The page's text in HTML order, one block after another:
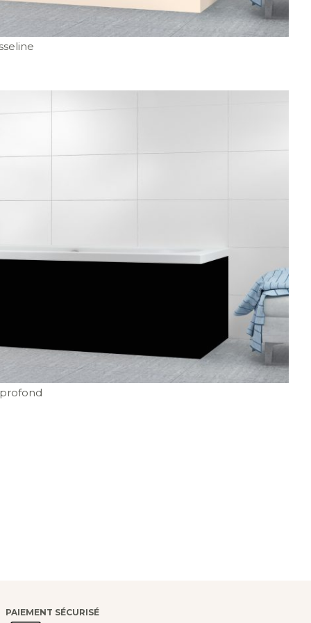
PAIEMENT SÉCURISÉ